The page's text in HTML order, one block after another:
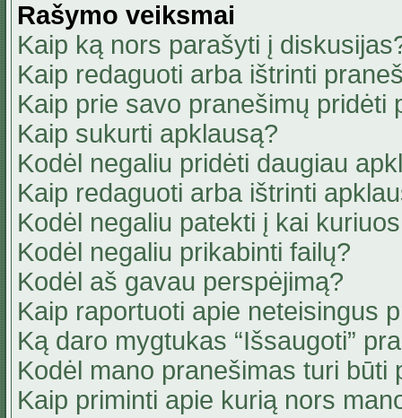
Rašymo veiksmai
Kaip ką nors parašyti į
Kaip redaguoti arba ištrinti
Kaip prie savo pranešimų pridėti
Kaip sukurti apklausą?
Kodėl negaliu pridėti daugiau
Kaip redaguoti arba ištrinti
Kodėl negaliu patekti į kai
Kodėl negaliu prikabinti failų?
Kodėl aš gavau perspėjimą?
Kaip raportuoti apie neteisingus
Ką daro mygtukas “Išsaugoti”
Kodėl mano pranešimas turi būti
Kaip priminti apie kurią nors